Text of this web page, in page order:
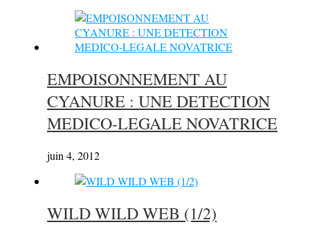
EMPOISONNEMENT AU
CYANURE : UNE DETECTION
MEDICO-LEGALE NOVATRICE
juin 4, 2012
WILD WILD WEB (1/2)